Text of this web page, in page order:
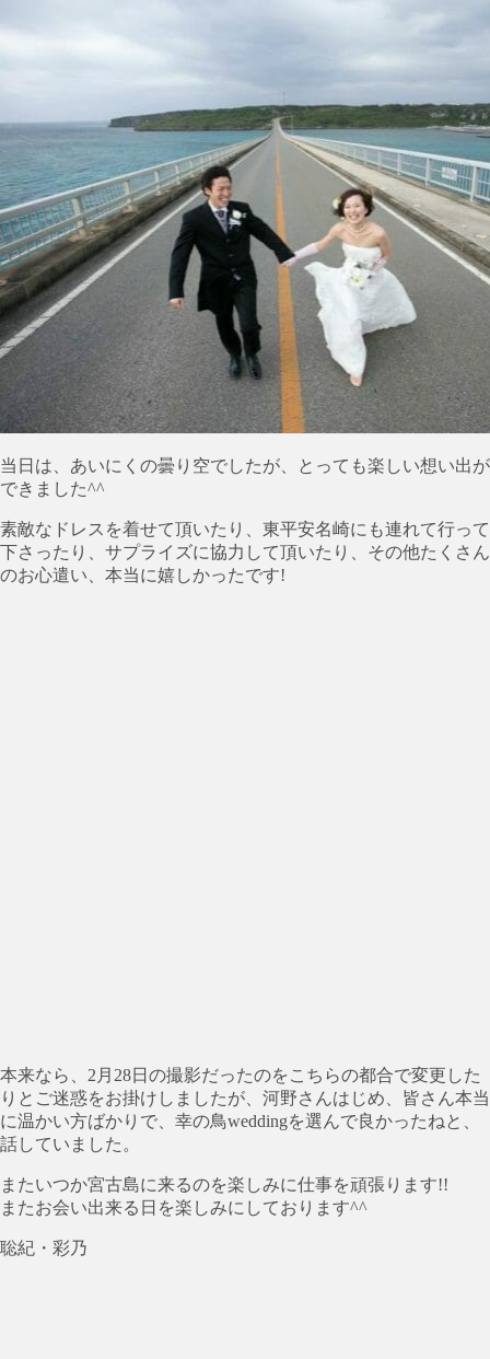
当日は、あいにくの曇り空でしたが、とっても楽しい想い出が
できました^^
素敵なドレスを着せて頂いたり、東平安名崎にも連れて行って
下さったり、サプライズに協力して頂いたり、その他たくさん
のお心遣い、本当に嬉しかったです!
本来なら、2月28日の撮影だったのをこちらの都合で変更した
りとご迷惑をお掛けしましたが、河野さんはじめ、皆さん本当
に温かい方ばかりで、幸の鳥weddingを選んで良かったねと、
話していました。
またいつか宮古島に来るのを楽しみに仕事を頑張ります!!
またお会い出来る日を楽しみにしております^^
聡紀・彩乃